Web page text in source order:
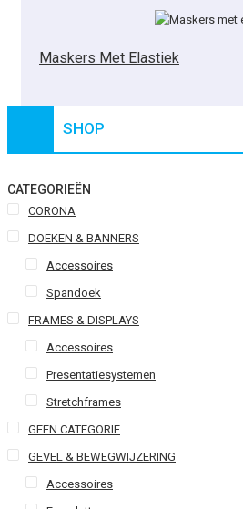
Maskers Met Elastiek
SHOP
CATEGORIEËN
CORONA
DOEKEN & BANNERS
Accessoires
Spandoek
FRAMES & DISPLAYS
Accessoires
Presentatiesystemen
Stretchframes
GEEN CATEGORIE
GEVEL & BEWEGWIJZERING
Accessoires